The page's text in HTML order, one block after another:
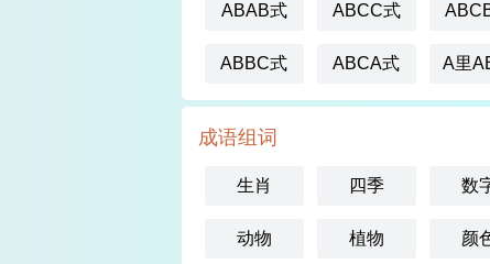
ABAB式 ABCC式
ABBC式 ABCA式 A里
成语组词
生肖 四季 数
动物 植物 颜